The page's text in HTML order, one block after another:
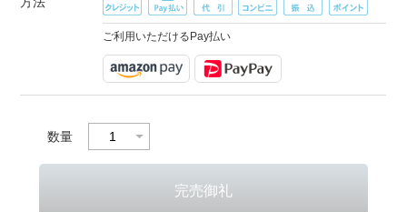
ご利用いただけるPay払い
数量